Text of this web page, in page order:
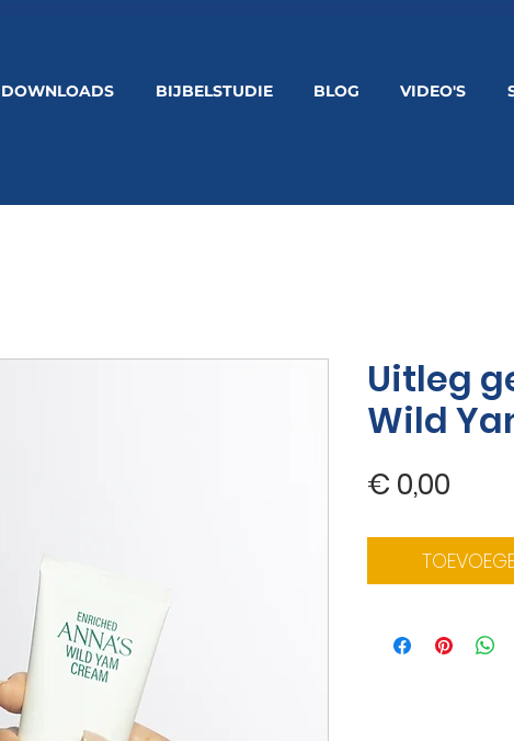
DOWNLOADS BIJBELSTUDIE BLOG VIDEO'S
Uitleg
Wild
€ 0,00